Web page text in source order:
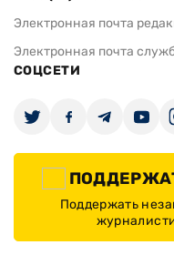
Электронная почта
Электронная почта
СОЦСЕТИ
Поддержать